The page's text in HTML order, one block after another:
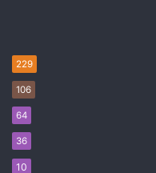
229
106
64
36
10